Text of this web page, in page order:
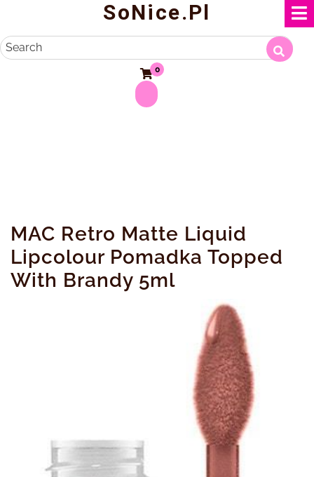
content
SoNice.pl
Search
0
MAC Retro Matte Liquid
Lipcolour Pomadka Topped
With Brandy 5ml